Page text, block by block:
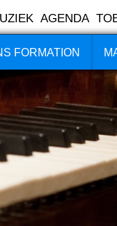
AGENDA
FORMATION